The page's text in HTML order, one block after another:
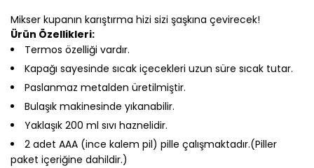
Mikser kupanın karıştırma hizi sizi şaşkına çevirecek!
Ürün Özellikleri:
Termos özelliği vardır.
Kapağı sayesinde sıcak içecekleri uzun süre sıcak tutar.
Paslanmaz metalden üretilmiştir.
Bulaşık makinesinde yıkanabilir.
Yaklaşık 200 ml sıvı haznelidir.
2 adet AAA (ince kalem pil) pille çalışmaktadır.(Piller
paket içeriğine dahildir.)